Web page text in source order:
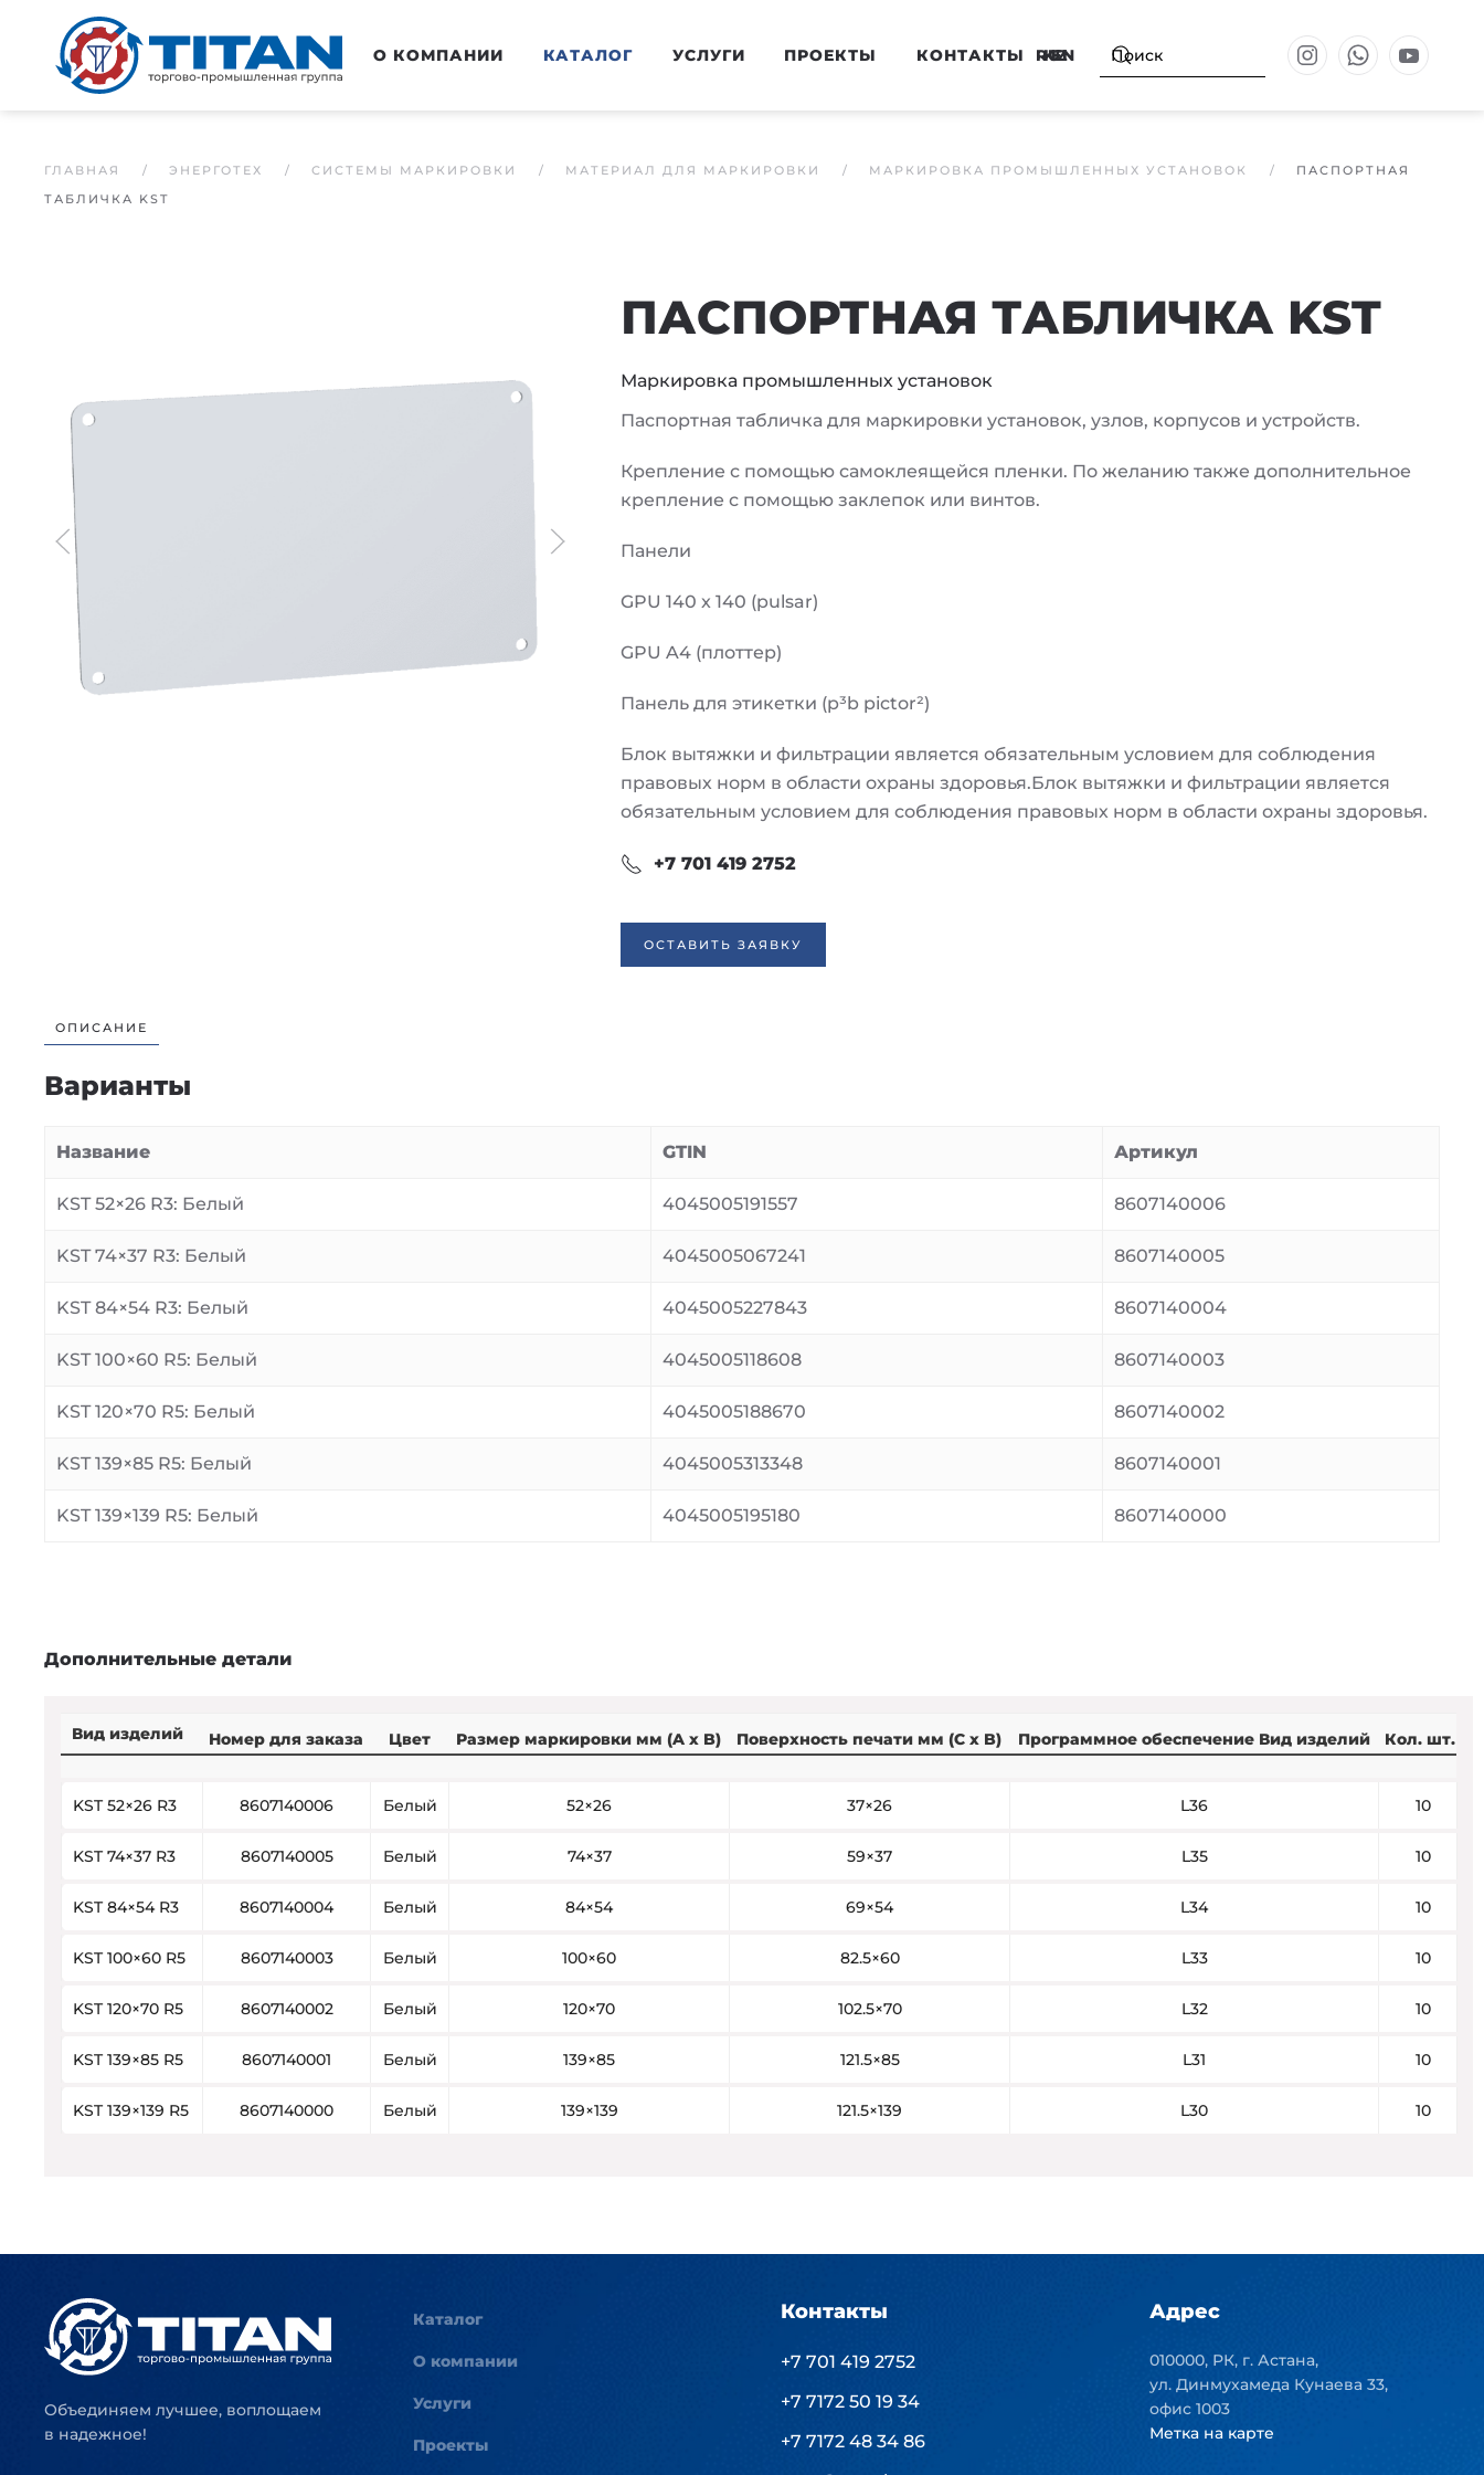
Перейти к основному содержанию О КОМПАНИИ КАТАЛОГ УСЛУГИ ПРОЕКТЫ КОНТАКТЫ RU
KZ
EN
ГЛАВНАЯ ЭНЕРГОТЕХ СИСТЕМЫ МАРКИРОВКИ МАТЕРИАЛ ДЛЯ МАРКИРОВКИ МАРКИРОВКА ПРОМЫШЛЕННЫХ УСТАНОВОК
ПАСПОРТНАЯ
ТАБЛИЧКА KST
ПАСПОРТНАЯ ТАБЛИЧКА KST
Маркировка промышленных установок
Паспортная табличка для маркировки установок, узлов, корпусов и устройств.
Крепление с помощью самоклеящейся пленки. По желанию также дополнительное
крепление с помощью заклепок или винтов.
Панели
GPU 140 x 140 (pulsar)
GPU A4 (плоттер)
Панель для этикетки (p³b pictor²)
Блок вытяжки и фильтрации является обязательным условием для соблюдения
правовых норм в области охраны здоровья.Блок вытяжки и фильтрации является
обязательным условием для соблюдения правовых норм в области охраны здоровья.
+7 701 419 2752
ОСТАВИТЬ ЗАЯВКУ
ОПИСАНИЕ
Варианты
Название GTIN Артикул
KST 52×26 R3: Белый 4045005191557 8607140006
KST 74×37 R3: Белый 4045005067241 8607140005
KST 84×54 R3: Белый 4045005227843 8607140004
KST 100×60 R5: Белый 4045005118608 8607140003
KST 120×70 R5: Белый 4045005188670 8607140002
KST 139×85 R5: Белый 4045005313348 8607140001
KST 139×139 R5: Белый 4045005195180 8607140000
Дополнительные детали
Вид изделий Номер для заказа Цвет Размер маркировки мм (A x B) Поверхность печати мм (С x B) Программное обеспечение Вид изделий Кол. шт.
KST 52×26 R3 8607140006 Белый 52×26 37×26 L36 10
KST 74×37 R3 8607140005 Белый 74×37 59×37 L35 10
KST 84×54 R3 8607140004 Белый 84×54 69×54 L34 10
KST 100×60 R5 8607140003 Белый 100×60 82.5×60 L33 10
KST 120×70 R5 8607140002 Белый 120×70 102.5×70 L32 10
KST 139×85 R5 8607140001 Белый 139×85 121.5×85 L31 10
KST 139×139 R5 8607140000 Белый 139×139 121.5×139 L30 10
Объединяем лучшее, воплощаем
в надежное!
Каталог
О компании
Услуги
Проекты
Контакты
+7 701 419 2752
+7 7172 50 19 34
+7 7172 48 34 86
Адрес
010000, РК, г. Астана,
ул. Динмухамеда Кунаева 33,
офис 1003
Метка на карте